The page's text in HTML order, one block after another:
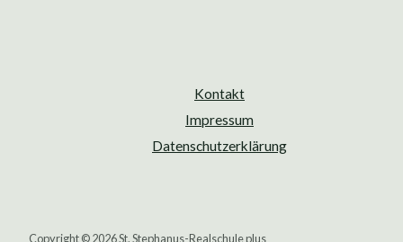
Kontakt
Impressum
Datenschutzerklärung
Copyright © 2026 St. Stephanus-Realschule plus